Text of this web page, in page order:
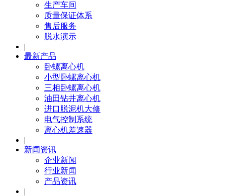
生产车间
质量保证体系
售后服务
脱水演示
|
最新产品
卧螺离心机
小型卧螺离心机
三相卧螺离心机
油田钻井离心机
进口脱泥机大修
电气控制系统
离心机差速器
|
新闻资讯
企业新闻
行业新闻
产品资讯
|